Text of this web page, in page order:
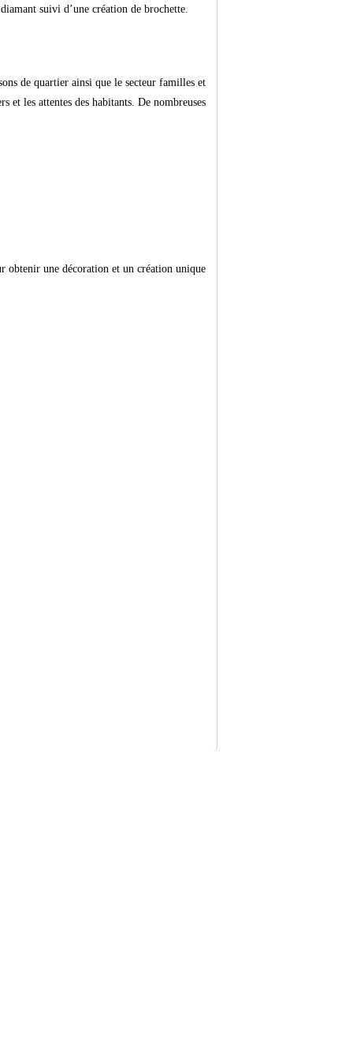
suivi d’une création de brochette.
de quartier ainsi que le secteur familles et
et les attentes des habitants. De nombreuses
obtenir une décoration et un création unique